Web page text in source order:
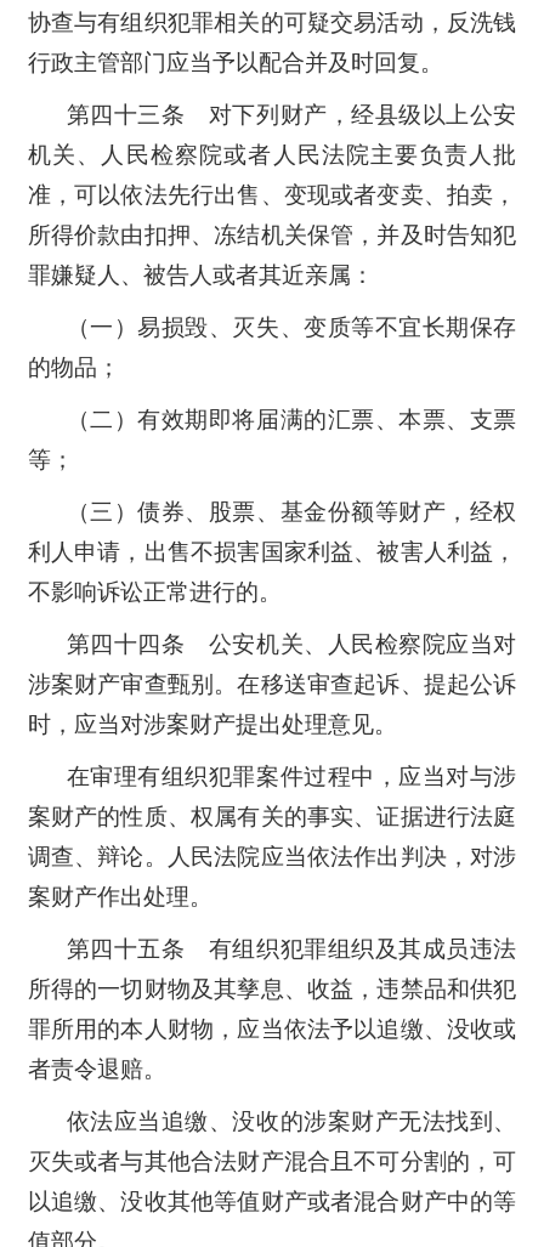
协查与有组织犯罪相关的可疑交易活动，反洗钱
行政主管部门应当予以配合并及时回复。
第四十三条 对下列财产，经县级以上公安
机关、人民检察院或者人民法院主要负责人批
准，可以依法先行出售、变现或者变卖、拍卖，
所得价款由扣押、冻结机关保管，并及时告知犯
罪嫌疑人、被告人或者其近亲属：
（一）易损毁、灭失、变质等不宜长期保存
的物品；
（二）有效期即将届满的汇票、本票、支票
等；
（三）债券、股票、基金份额等财产，经权
利人申请，出售不损害国家利益、被害人利益，
不影响诉讼正常进行的。
第四十四条 公安机关、人民检察院应当对
涉案财产审查甄别。在移送审查起诉、提起公诉
时，应当对涉案财产提出处理意见。
在审理有组织犯罪案件过程中，应当对与涉
案财产的性质、权属有关的事实、证据进行法庭
调查、辩论。人民法院应当依法作出判决，对涉
案财产作出处理。
第四十五条 有组织犯罪组织及其成员违法
所得的一切财物及其孳息、收益，违禁品和供犯
罪所用的本人财物，应当依法予以追缴、没收或
者责令退赔。
依法应当追缴、没收的涉案财产无法找到、
灭失或者与其他合法财产混合且不可分割的，可
以追缴、没收其他等值财产或者混合财产中的等
值部分。